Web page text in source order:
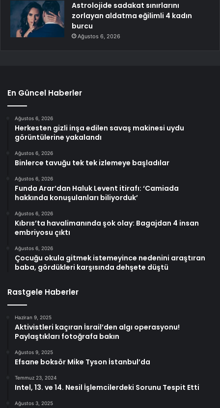
Astrolojide sadakat sınırlarını
zorlayan aldatma eğilimli 4 kadın
burcu
Ağustos 6, 2026
En Güncel Haberler
Ağustos 6, 2026
Herkesten gizli inşa edilen savaş makinesi uydu
görüntülerine yakalandı
Ağustos 6, 2026
Binlerce tavuğu tek tek izlemeye başladılar
Ağustos 6, 2026
Funda Arar’dan Haluk Levent itirafı: ‘Camiada
hakkında konuşulanları biliyorduk’
Ağustos 6, 2026
Kıbrıs’ta havalimanında şok olay: Bagajdan 4 insan
embriyosu çıktı
Ağustos 6, 2026
Çocuğu okula gitmek istemeyince nedenini araştıran
baba, gördükleri karşısında dehşete düştü
Rastgele Haberler
Haziran 9, 2025
Aktivistleri kaçıran İsrail’den algı operasyonu!
Paylaştıkları fotoğrafa bakın
Ağustos 9, 2025
Efsane boksör Mike Tyson İstanbul’da
Temmuz 23, 2024
Intel, 13. ve 14. Nesil İşlemcilerdeki Sorunu Tespit Etti
Ağustos 3, 2025